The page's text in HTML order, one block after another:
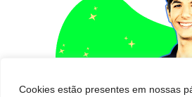
Cookies estão presentes em nossas